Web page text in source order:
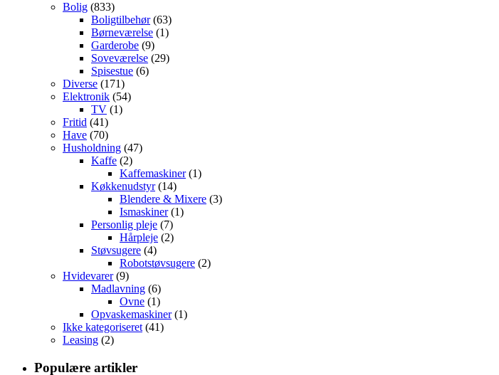
Bolig (833)
Boligtilbehør(63)
Børneværelse (1)
Garderobe (9)
Soveværelse (29)
Spisestue (6)
Diverse (171)
Elektronik (54)
TV (1)
Fritid (41)
Have (70)
Husholdning (47)
Kaffe (2)
Kaffemaskiner(1)
Køkkenudstyr(14)
Blendere & Mixere (3)
Ismaskiner(1)
Personlig pleje (7)
Hårpleje (2)
Støvsugere (4)
Robotstøvsugere (2)
Hvidevarer(9)
Madlavning (6)
Ovne (1)
Opvaskemaskiner(1)
Ikke kategoriseret (41)
Leasing (2)
Populære artikler